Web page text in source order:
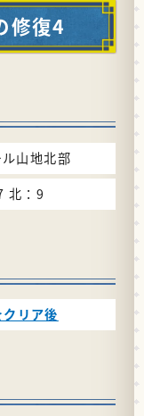
修復4
山地北部
北：9
リア後